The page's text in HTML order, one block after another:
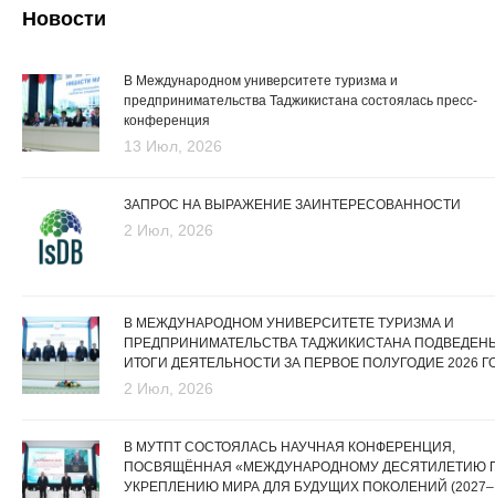
Новости
В Международном университете туризма и
предпринимательства Таджикистана состоялась пресс-
конференция
13 Июл, 2026
ЗАПРОС НА ВЫРАЖЕНИЕ ЗАИНТЕРЕСОВАННОСТИ
2 Июл, 2026
В МЕЖДУНАРОДНОМ УНИВЕРСИТЕТЕ ТУРИЗМА И
ПРЕДПРИНИМАТЕЛЬСТВА ТАДЖИКИСТАНА
ИТОГИ ДЕЯТЕЛЬНОСТИ ЗА ПЕРВОЕ ПОЛУГОДИЕ 2026
2 Июл, 2026
В МУТПТ СОСТОЯЛАСЬ НАУЧНАЯ КОНФЕРЕНЦИЯ,
ПОСВЯЩЁННАЯ «МЕЖДУНАРОДНОМУ ДЕСЯТИЛЕТИЮ
УКРЕПЛЕНИЮ МИРА ДЛЯ БУДУЩИХ ПОКОЛЕНИЙ (2027–